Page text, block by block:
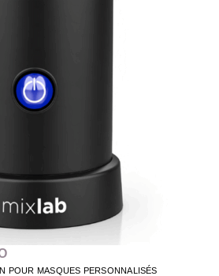
POUR MASQUES PERSONNALISÉS